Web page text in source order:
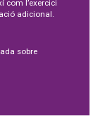
com l’exercici
adicional.
sobre